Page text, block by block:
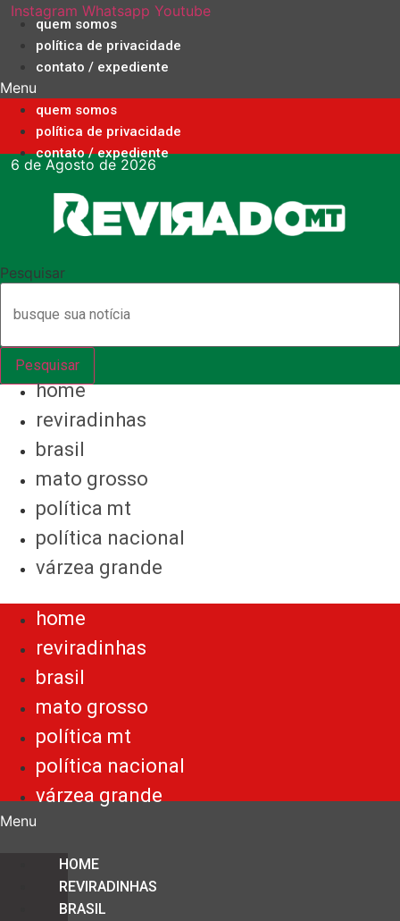
conteúdo
Instagram Whatsapp Youtube
quem somos
política de privacidade
contato / expediente
Menu
quem somos
política de privacidade
contato / expediente
6 de Agosto de 2026
Pesquisar
Pesquisar
home
reviradinhas
brasil
mato grosso
política mt
política nacional
várzea grande
home
reviradinhas
brasil
mato grosso
política mt
política nacional
várzea grande
Menu
HOME
REVIRADINHAS
BRASIL